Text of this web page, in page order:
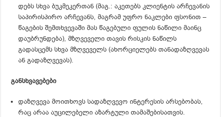
დებს სხვა ბუკმეკერთან (მაგ.: აკეთებს კლიენტის არჩევანის
საპირისპირო არჩევანს, მაგრამ უფრო ნაკლები ფსონით –
წაგების შემთხვევაში მას წაგებული ფულის ნაწილი მაინც
დაუბრუნდება), მზღვეველი თავის რისკის ნაწილს
გადასცემს სხვა მზღვეველს (ახორციელებს თანადაზღვევას
ან გადაზღვევას).
განსხვავებები
დაზღვევა მოითხოვს სადაზღვევო ინტერესის არსებობას,
რაც არაა აუცილებელი აზარტული თამაშებისათვის.